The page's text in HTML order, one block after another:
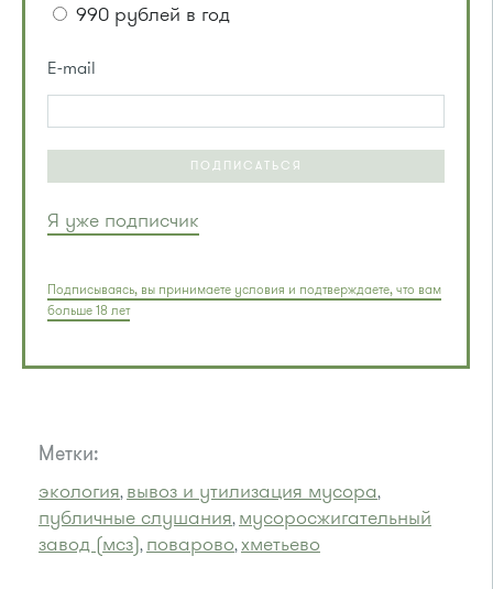
990 рублей в год
E-mail
ПОДПИСАТЬСЯ
Я уже подписчик
Подписываясь, вы принимаете условия и подтверждаете, что вам
больше 18 лет
Метки:
экология, вывоз и утилизация мусора,
публичные слушания, мусоросжигательный
завод (мсз), поварово,хметьево